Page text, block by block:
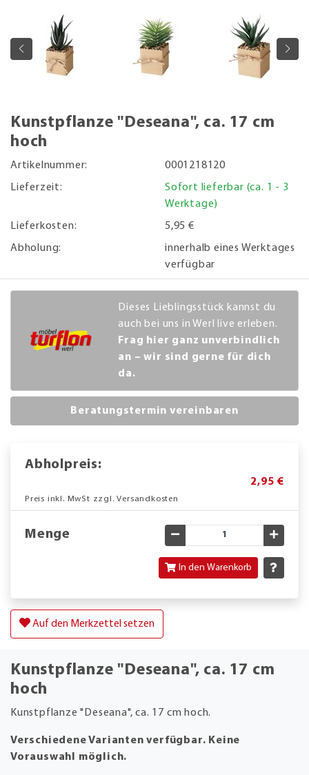
Kunstpflanze "Deseana", ca. 17 cm
hoch
Artikelnummer:
0001218120
Lieferzeit:
Sofort lieferbar (ca. 1 - 3
Werktage)
Lieferkosten:
5,95 €
Abholung:
innerhalb eines Werktages
verfügbar
Dieses Lieblingsstück kannst du
auch bei uns in Werl live erleben.
Frag hier ganz unverbindlich
an – wir sind gerne für dich
da.
Beratungstermin vereinbaren
Abholpreis:
2,95 €
Preis inkl. MwSt zzgl. Versandkosten
Menge Gewünschte Menge
In den Warenkorb
Auf den Merkzettel setzen
Kunstpflanze "Deseana", ca. 17 cm
hoch
Kunstpflanze "Deseana", ca. 17 cm hoch.
Verschiedene Varianten verfügbar. Keine
Vorauswahl möglich.